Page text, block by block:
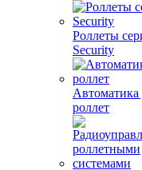
Роллеты
Security
Автоматика
роллет